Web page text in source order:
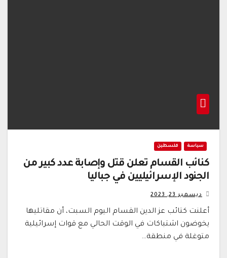
سياسة فلسطين
كنائب القسام تعلن قتل وإصابة عدد كبير من
الجنود الإسرائيليين في جباليا
ديسمبر 23, 2023
أعلنت كتائب عز الدين القسام اليوم السبت، أن مقاتليها
يخوضون اشتباكات في الوقت الحالي مع قوات إسرائيلية
متوغلة في منطقة…